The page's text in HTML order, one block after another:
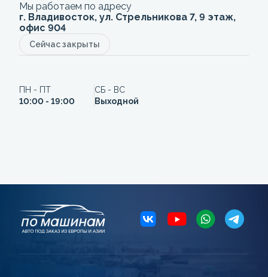
Мы работаем по адресу
г. Владивосток, ул. Стрельникова 7, 9 этаж,
офис 904
Сейчас закрыты
ПН - ПТ
10:00 - 19:00
СБ - ВС
Выходной